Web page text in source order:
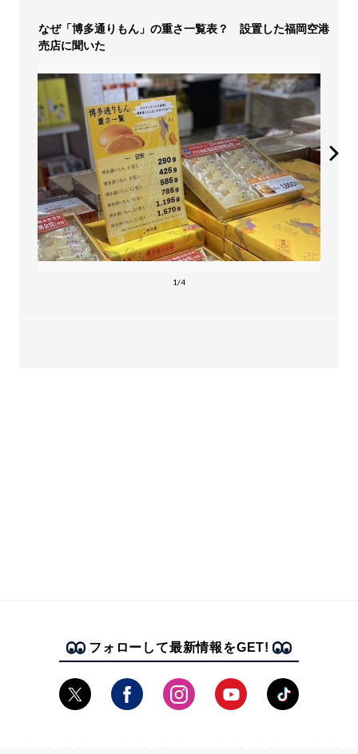
なぜ「博多通りもん」の重さ一覧表？ 設置した福岡空港
売店に聞いた
1/4
フォローして最新情報をGET!